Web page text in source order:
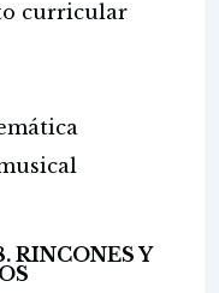
curricular
RINCONES Y